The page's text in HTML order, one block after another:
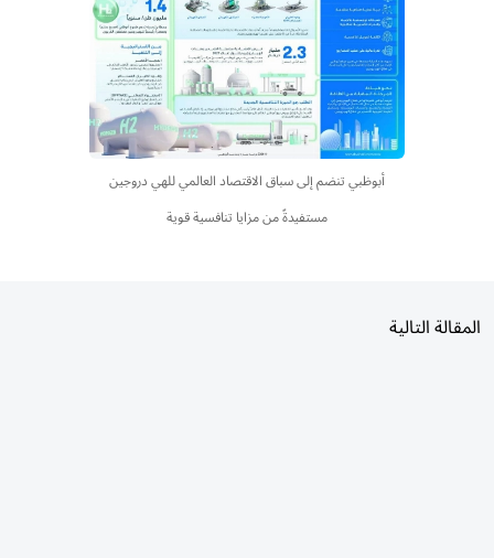
أبوظبي تنضم إلى سباق الاقتصاد العالمي للهي دروجين
مستفيدةً من مزايا تنافسية قوية
المقالة التالية